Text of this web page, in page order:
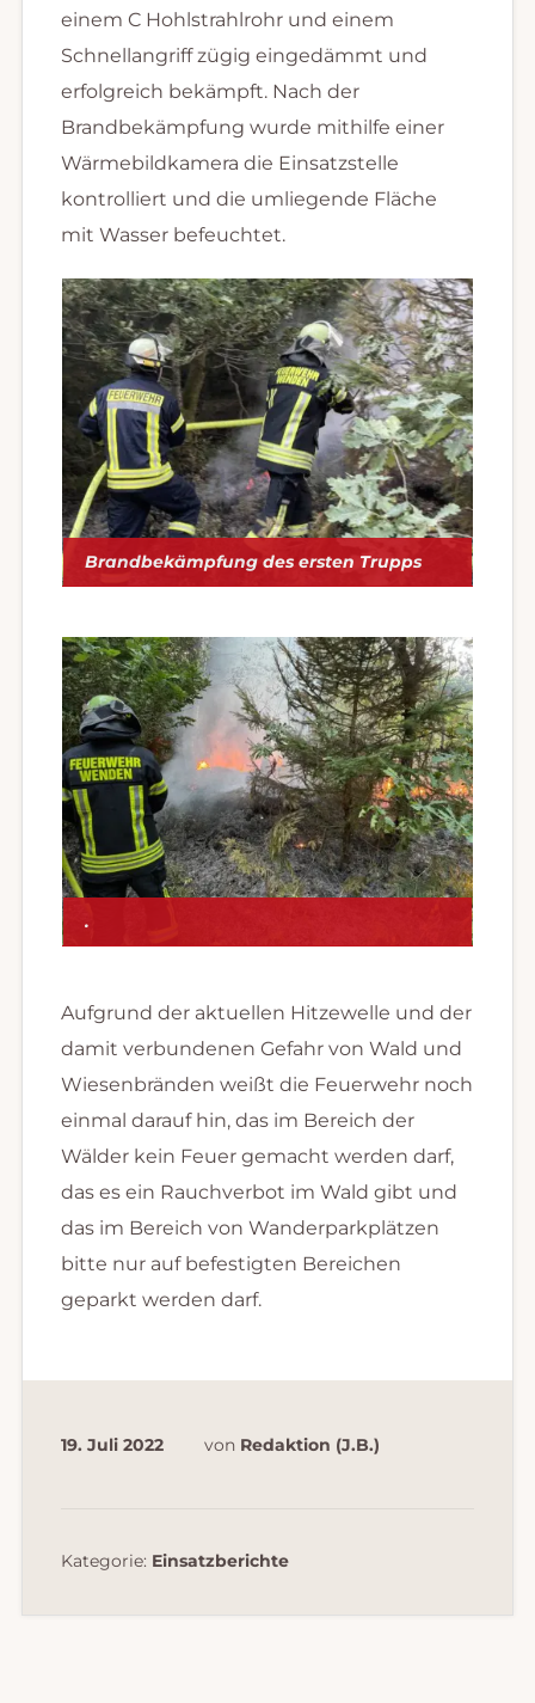
einem C Hohlstrahlrohr und einem
Schnellangriff zügig eingedämmt und
erfolgreich bekämpft. Nach der
Brandbekämpfung wurde mithilfe einer
Wärmebildkamera die Einsatzstelle
kontrolliert und die umliegende Fläche
mit Wasser befeuchtet.
Brandbekämpfung des ersten Trupps
.
Aufgrund der aktuellen Hitzewelle und der
damit verbundenen Gefahr von Wald und
Wiesenbränden weißt die Feuerwehr noch
einmal darauf hin, das im Bereich der
Wälder kein Feuer gemacht werden darf,
das es ein Rauchverbot im Wald gibt und
das im Bereich von Wanderparkplätzen
bitte nur auf befestigten Bereichen
geparkt werden darf.
19. Juli 2022 von Redaktion (J.B.)
Kategorie: Einsatzberichte